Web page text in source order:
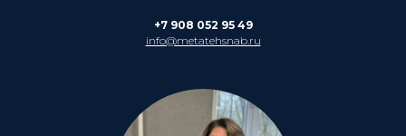
+7 908 052 95 49
info@metatehsnab.ru